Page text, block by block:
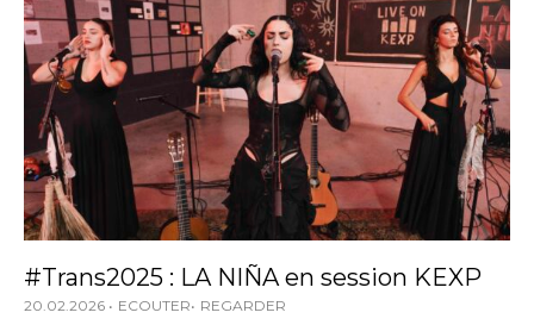
#Trans2025 : LA NIÑA en session KEXP
20.02.2026 ECOUTER REGARDER